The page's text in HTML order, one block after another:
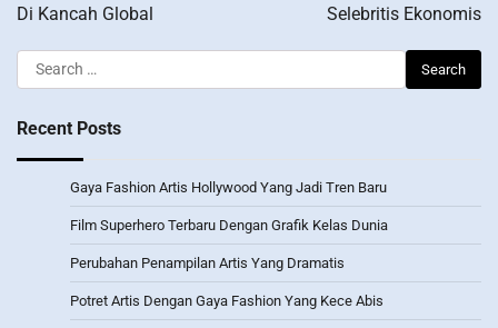
Di Kancah Global
Selebritis Ekonomis
Search
for:
Recent Posts
Gaya Fashion Artis Hollywood Yang Jadi Tren Baru
Film Superhero Terbaru Dengan Grafik Kelas Dunia
Perubahan Penampilan Artis Yang Dramatis
Potret Artis Dengan Gaya Fashion Yang Kece Abis